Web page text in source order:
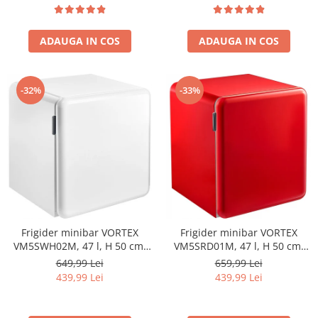
Aparate de vidat
Accesorii cm, Gri antracit texturat
ADAUGA IN COS ADAUGA IN COS
-32%
Frigider minibar VORTEX
VM5SWH02M, 47 l, H 50 cm,
Clasa E, alb
649,99 Lei
439,99 Lei
-33%
Frigider minibar VORTEX
VM5SRD01M, 47 l, H 50 cm,
Clasa E, rosu
659,99 Lei
439,99 Lei